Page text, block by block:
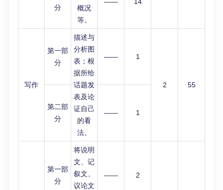
概况
等。
分
写作
第一部
分
描述与
分析图
表；根
据所给
话题发
表及论
证自己
的看
法。
—— 1
2 55
第二部
分
—— 1
第一部
分
将说明
文、记
叙文、
议论文
—— 2